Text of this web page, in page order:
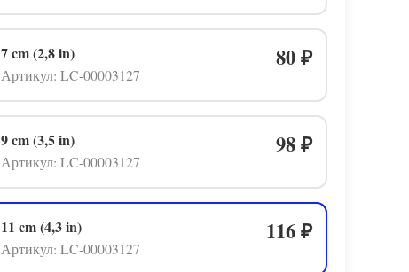
7 cm (2,8 in)
Артикул: LC-00003127
80 ₽
9 cm (3,5 in)
Артикул: LC-00003127
98 ₽
11 cm (4,3 in)
Артикул: LC-00003127
116 ₽